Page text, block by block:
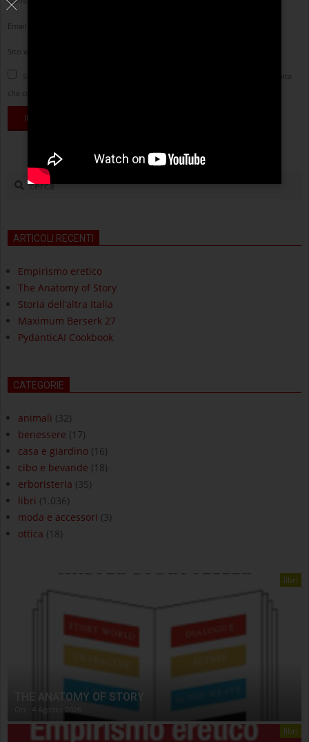
Email
Sito web
Salva il mio nome, email e sito web in questo browser per la prossima volta
che commento.
cerca
ARTICOLI RECENTI
Empirismo eretico
The Anatomy of Story
Storia dell’altra Italia
Maximum Berserk 27
PydanticAI Cookbook
CATEGORIE
animali (32)
benessere (17)
casa e giardino (16)
cibo e bevande (18)
erboristeria (35)
libri (1.036)
moda e accessori (3)
ottica (18)
libri
THE ANATOMY OF STORY
4 Agosto 2026
libri